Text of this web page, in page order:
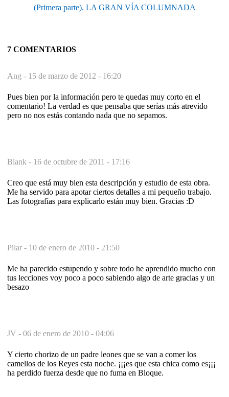
(Primera parte). LA GRAN VÍA COLUMNADA
7 COMENTARIOS
Ang - 15 de marzo de 2012 - 16:20
Pues bien por la información pero te quedas muy corto en el
comentario! La verdad es que pensaba que serías más atrevido
pero no nos estás contando nada que no sepamos.
Blank - 16 de octubre de 2011 - 17:16
Creo que está muy bien esta descripción y estudio de esta obra.
Me ha servido para apotar ciertos detalles a mi pequeño trabajo.
Las fotografías para explicarlo están muy bien. Gracias :D
Pilar - 10 de enero de 2010 - 21:50
Me ha parecido estupendo y sobre todo he aprendido mucho con
tus lecciones voy poco a poco sabiendo algo de arte gracias y un
besazo
JV - 06 de enero de 2010 - 04:06
Y cierto chorizo de un padre leones que se van a comer los
camellos de los Reyes esta noche. ¡¡¡es que esta chica como es¡¡¡
ha perdido fuerza desde que no fuma en Bloque.